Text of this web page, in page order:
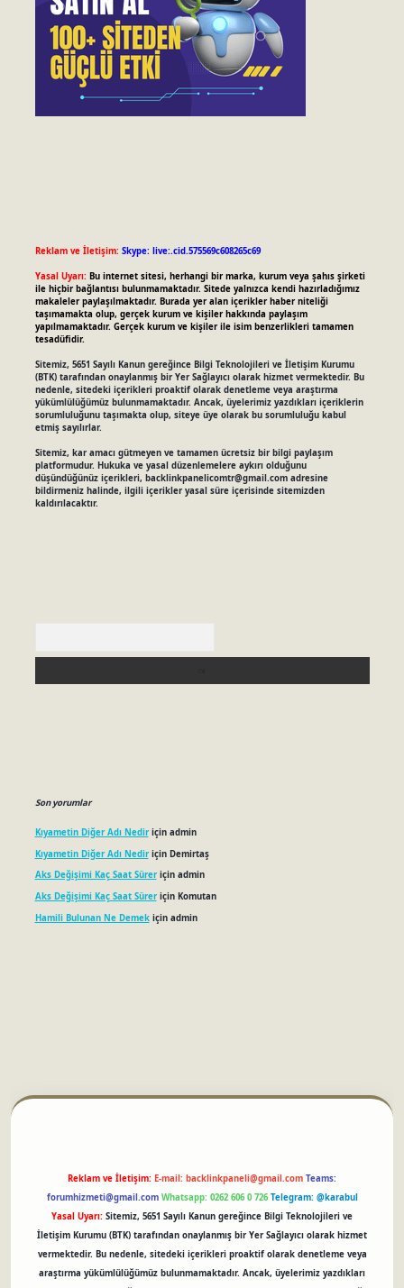
Reklam ve İletişim: Skype: live:.cid.575569c608265c69
Yasal Uyarı: Bu internet sitesi, herhangi bir marka, kurum veya şahıs şirketi
ile hiçbir bağlantısı bulunmamaktadır. Sitede yalnızca kendi hazırladığımız
makaleler paylaşılmaktadır. Burada yer alan içerikler haber niteliği
taşımamakta olup, gerçek kurum ve kişiler hakkında paylaşım
yapılmamaktadır. Gerçek kurum ve kişiler ile isim benzerlikleri tamamen
tesadüfidir.
Sitemiz, 5651 Sayılı Kanun gereğince Bilgi Teknolojileri ve İletişim Kurumu
(BTK) tarafından onaylanmış bir Yer Sağlayıcı olarak hizmet vermektedir. Bu
nedenle, sitedeki içerikleri proaktif olarak denetleme veya araştırma
yükümlülüğümüz bulunmamaktadır. Ancak, üyelerimiz yazdıkları içeriklerin
sorumluluğunu taşımakta olup, siteye üye olarak bu sorumluluğu kabul
etmiş sayılırlar.
Sitemiz, kar amacı gütmeyen ve tamamen ücretsiz bir bilgi paylaşım
platformudur. Hukuka ve yasal düzenlemelere aykırı olduğunu
düşündüğünüz içerikleri, backlinkpanelicomtr@gmail.comadresine
bildirmeniz halinde, ilgili içerikler yasal süre içerisinde sitemizden
kaldırılacaktır.
Son yorumlar
Kıyametin Diğer Adı Nediriçin admin
Kıyametin Diğer Adı Nediriçin Demirtaş
Aks Değişimi Kaç Saat Süreriçin admin
Aks Değişimi Kaç Saat Süreriçin Komutan
Hamili Bulunan Ne Demekiçin admin
Reklam ve İletişim: E-mail: backlinkpaneli@gmail.com Teams:
forumhizmeti@gmail.com Whatsapp: 0262 606 0 726 Telegram: @karabul
Yasal Uyarı: Sitemiz, 5651 Sayılı Kanun gereğince Bilgi Teknolojileri ve
İletişim Kurumu (BTK) tarafından onaylanmış bir Yer Sağlayıcı olarak hizmet
vermektedir. Bu nedenle, sitedeki içerikleri proaktif olarak denetleme veya
araştırma yükümlülüğümüz bulunmamaktadır. Ancak, üyelerimiz yazdıkları